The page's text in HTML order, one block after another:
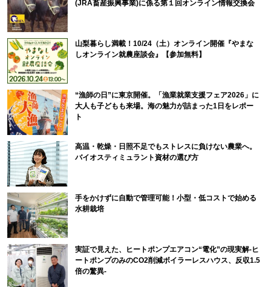
(JRA畜産振興事業)に係る第１回オンライン情報交換会
山梨暮らし満載！10/24（土）オンライン開催『やまな
しオンライン就農座談会』【参加無料】
“漁師の日”に東京開催。「漁業就業支援フェア2026」に
大人も子どもも来場。海の魅力が詰まった1日をレポー
ト
高温・乾燥・日照不足でもストレスに負けない農業へ。
バイオスティミュラント資材の選び方
手をかけずに自動で管理可能！小型・低コストで始める
水耕栽培
実証で見えた、ヒートポンプエアコン“電化”の現実解-ヒ
ートポンプのみのCO2削減ボイラーレスハウス、反収1.5
倍の驚異-